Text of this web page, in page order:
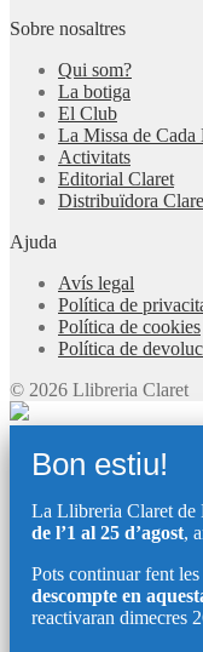
Sobre nosaltres
Qui som?
La botiga
El Club
La Missa de Cada
Activitats
Editorial Claret
Distribuïdora
Ajuda
Avís legal
Política de
Política de cookies
Política de
© 2026 Llibreria Claret
Bon estiu!
La Llibreria Claret de
de l’1 al 25 d’agost,
Pots continuar fent
descompte en
reactivaran dimecres